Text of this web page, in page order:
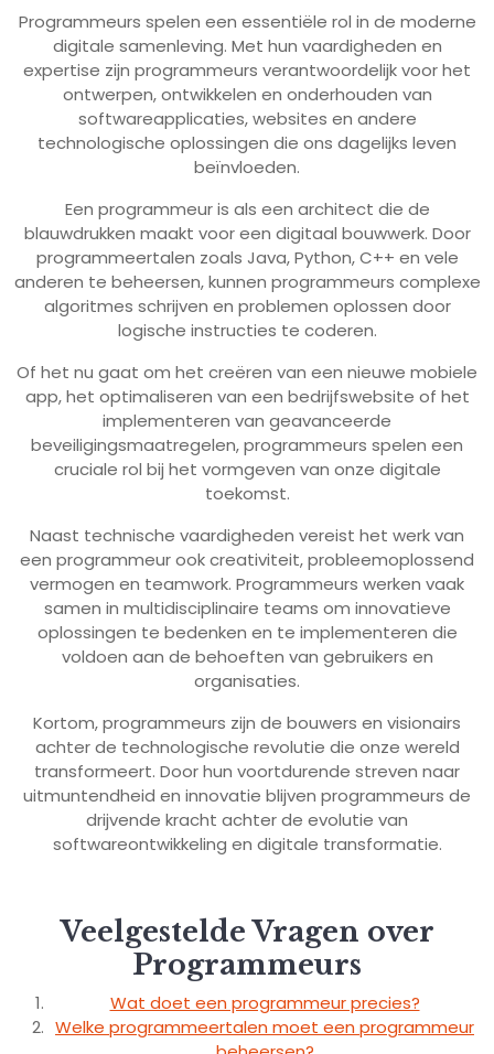
Programmeurs spelen een essentiële rol in de moderne
digitale samenleving. Met hun vaardigheden en
expertise zijn programmeurs verantwoordelijk voor het
ontwerpen, ontwikkelen en onderhouden van
softwareapplicaties, websites en andere
technologische oplossingen die ons dagelijks leven
beïnvloeden.
Een programmeur is als een architect die de
blauwdrukken maakt voor een digitaal bouwwerk. Door
programmeertalen zoals Java, Python, C++ en vele
anderen te beheersen, kunnen programmeurs complexe
algoritmes schrijven en problemen oplossen door
logische instructies te coderen.
Of het nu gaat om het creëren van een nieuwe mobiele
app, het optimaliseren van een bedrijfswebsite of het
implementeren van geavanceerde
beveiligingsmaatregelen, programmeurs spelen een
cruciale rol bij het vormgeven van onze digitale
toekomst.
Naast technische vaardigheden vereist het werk van
een programmeur ook creativiteit, probleemoplossend
vermogen en teamwork. Programmeurs werken vaak
samen in multidisciplinaire teams om innovatieve
oplossingen te bedenken en te implementeren die
voldoen aan de behoeften van gebruikers en
organisaties.
Kortom, programmeurs zijn de bouwers en visionairs
achter de technologische revolutie die onze wereld
transformeert. Door hun voortdurende streven naar
uitmuntendheid en innovatie blijven programmeurs de
drijvende kracht achter de evolutie van
softwareontwikkeling en digitale transformatie.
Veelgestelde Vragen over
Programmeurs
Wat doet een programmeur precies?
Welke programmeertalen moet een programmeur